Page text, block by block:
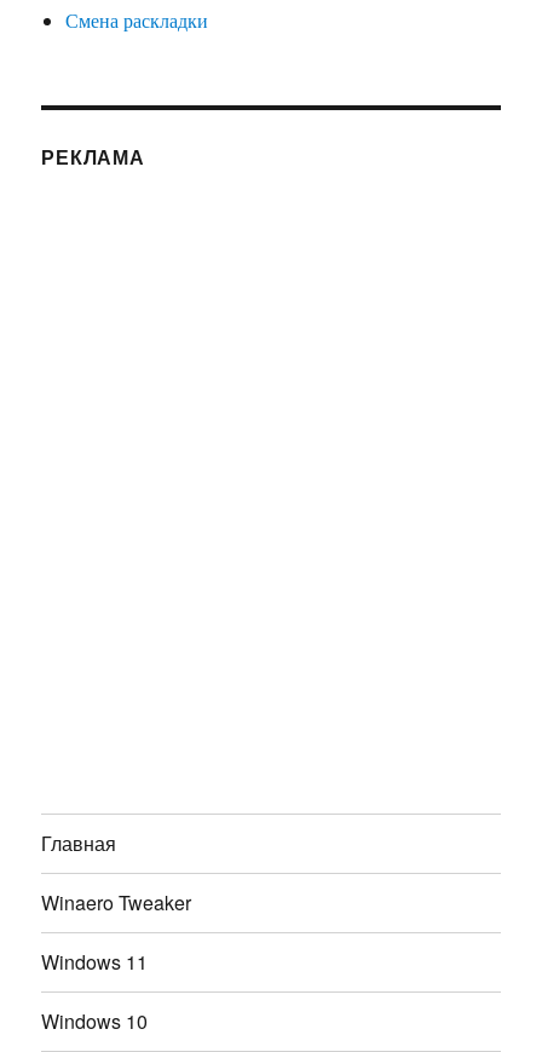
Смена раскладки
РЕКЛАМА
Главная
Winaero Tweaker
Windows 11
Windows 10